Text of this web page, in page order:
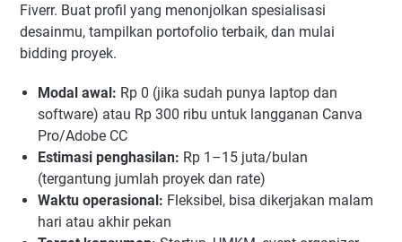
Fiverr. Buat profil yang menonjolkan spesialisasi
desainmu, tampilkan portofolio terbaik, dan mulai
bidding proyek.
Modal awal: Rp 0 (jika sudah punya laptop dan
software) atau Rp 300 ribu untuk langganan Canva
Pro/Adobe CC
Estimasi penghasilan: Rp 1–15 juta/bulan
(tergantung jumlah proyek dan rate)
Waktu operasional: Fleksibel, bisa dikerjakan malam
hari atau akhir pekan